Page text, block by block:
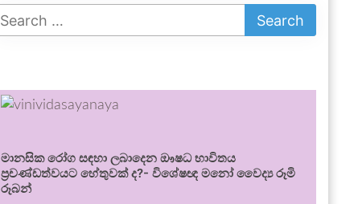
මානසික රෝග සඳහා ලබාදෙන ඖෂධ භාවිතය
ප්‍රචණ්ඩත්වයට හේතුවක් ද?- විශේෂඥ මනෝ වෛද්‍ය රූමි
රූබන්